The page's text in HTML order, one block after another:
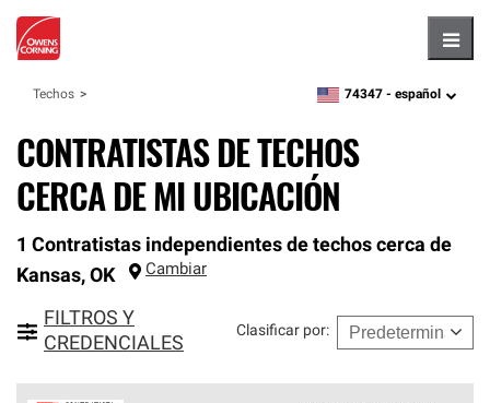
Techos zipcode,language
74347 - español
CONTRATISTAS DE TECHOS
CERCA DE MI UBICACIÓN
1 Contratistas independientes de techos cerca de
Kansas, OK Cambiar
FILTROS Y
CREDENCIALES
Clasificar por: